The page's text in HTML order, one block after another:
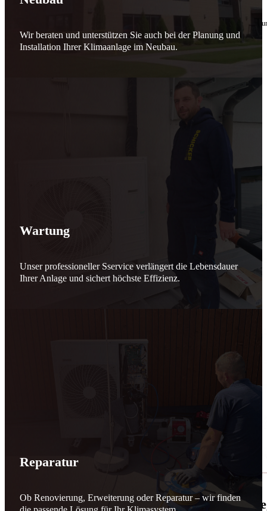
10. Februar 2026
für Sicherheit, Vertrauen
Effizient arbeiten. Ressourcen schonen. Zukunft sichern.
Nicht als Pflicht, sondern aus Überzeugung.
🌬️☀️ Mehr erneuerbare Energie für
Wir beraten und unterstützen Sie auch bei der Planung und
Installation Ihrer Klimaanlage im Neubau.
Wartung
Unser professioneller Sservice verlängert die Lebensdauer
Ihrer Anlage und sichert höchste Effizienz.
Reparatur
Ob Renovierung, Erweiterung oder Reparatur – wir finden